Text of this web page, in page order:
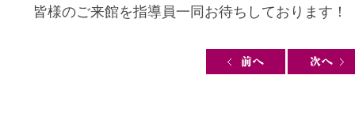
皆様のご来館を指導員一同お待ちしております！